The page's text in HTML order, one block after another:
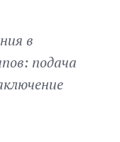
в
подача